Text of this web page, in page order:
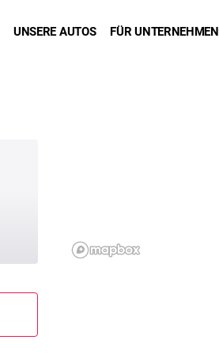
UNSERE AUTOS FÜR UNTERNEHMEN